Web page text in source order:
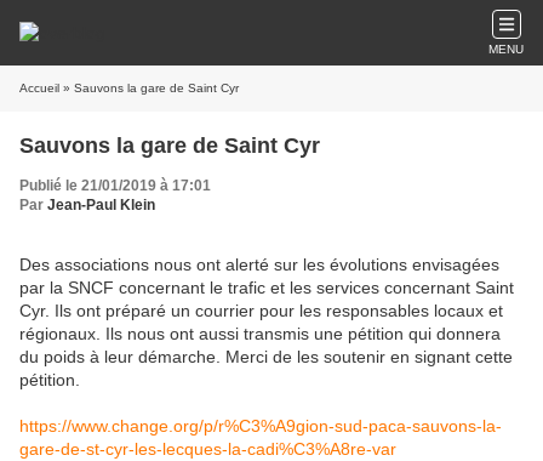
MENU
Accueil » Sauvons la gare de Saint Cyr
Sauvons la gare de Saint Cyr
Publié le 21/01/2019 à 17:01
Par Jean-Paul Klein
Des associations nous ont alerté sur les évolutions envisagées
par la SNCF concernant le trafic et les services concernant Saint
Cyr. Ils ont préparé un courrier pour les responsables locaux et
régionaux. Ils nous ont aussi transmis une pétition qui donnera
du poids à leur démarche. Merci de les soutenir en signant cette
pétition.
https://www.change.org/p/r%C3%A9gion-sud-paca-sauvons-la-
gare-de-st-cyr-les-lecques-la-cadi%C3%A8re-var